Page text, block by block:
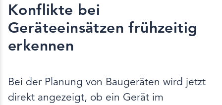
Konflikte bei
Geräteeinsätzen frühzeitig
erkennen
Bei der Planung von Baugeräten wird jetzt
direkt angezeigt, ob ein Gerät im